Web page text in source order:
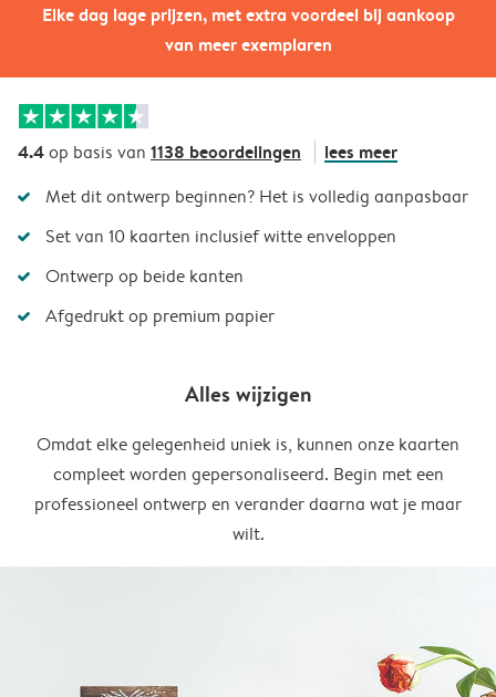
Elke dag lage prijzen, met extra voordeel bij aankoop
van meer exemplaren
4.4op basis van 1138 beoordelingen lees meer
Met dit ontwerp beginnen? Het is volledig aanpasbaar
Set van 10 kaarten inclusief witte enveloppen
Ontwerp op beide kanten
Afgedrukt op premium papier
Alles wijzigen
Omdat elke gelegenheid uniek is, kunnen onze kaarten
compleet worden gepersonaliseerd. Begin met een
professioneel ontwerp en verander daarna wat je maar
wilt.